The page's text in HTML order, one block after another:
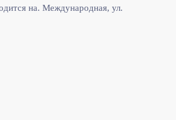
на. Международная, ул.